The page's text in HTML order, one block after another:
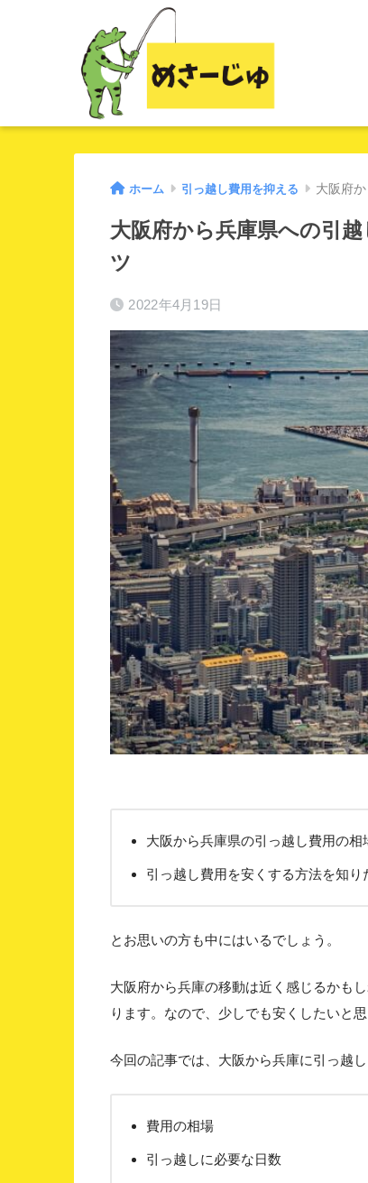
ホーム 引っ越し費用を抑える 大阪府
大阪府から兵庫県への引
ツ
2022年4月19日
大阪から兵庫県の引っ越し費用の相
引っ越し費用を安くする方法を知り
とお思いの方も中にはいるでしょう。
大阪府から兵庫の移動は近く感じるかも
ります。なので、少しでも安くしたいと
今回の記事では、大阪から兵庫に引っ越
費用の相場
引っ越しに必要な日数